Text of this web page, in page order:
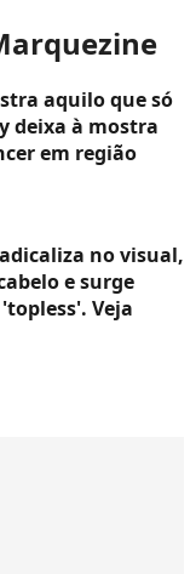
aquilo que só
deixa à mostra
em região
no visual,
e surge
Veja